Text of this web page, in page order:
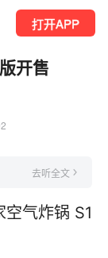
打开APP
开售
去听全文
气炸锅 S1